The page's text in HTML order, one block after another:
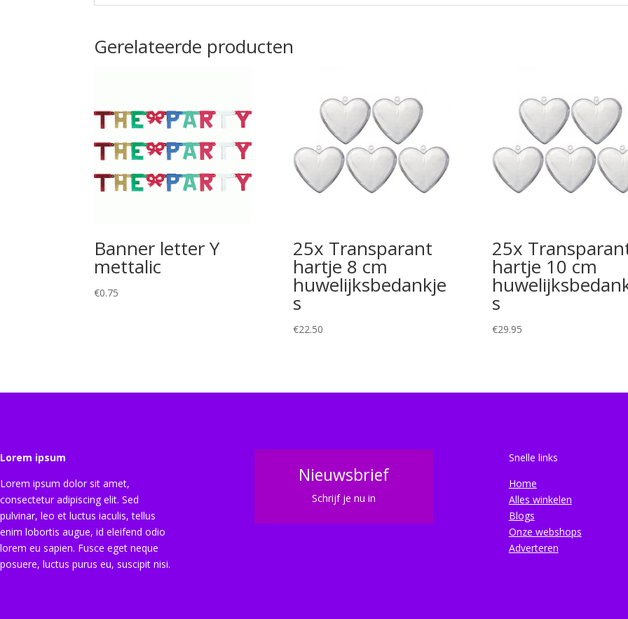
Gerelateerde producten
Banner letter Y
mettalic
€0.75
25x Transparant
hartje 8 cm
huwelijksbedankje
s
€22.50
25x
hartje 10 cm
s
€29.95
Lorem ipsum
Lorem ipsum dolor sit amet,
consectetur adipiscing elit. Sed
pulvinar, leo et luctus iaculis, tellus
enim lobortis augue, id eleifend odio
lorem eu sapien. Fusce eget neque
posuere, luctus purus eu, suscipit nisi.
Nieuwsbrief
Schrijf je nu in
Snelle links
Home
Alles winkelen
Blogs
Onze webshops
Adverteren